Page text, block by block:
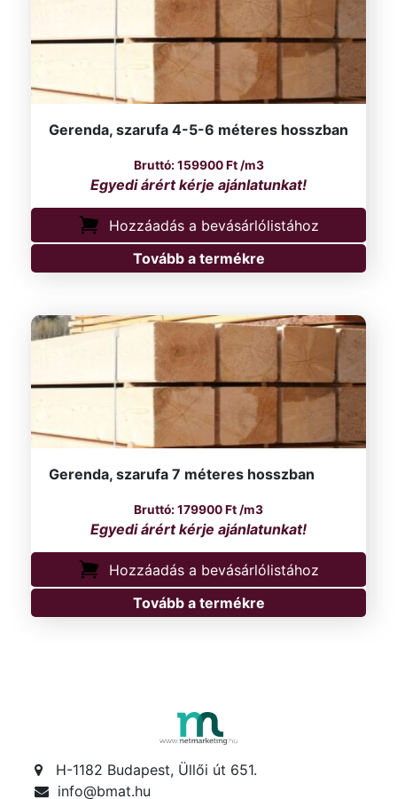
Gerenda, szarufa 4-5-6 méteres hosszban
159900Ft/m3
Hozzáadás a bevásárlólistához
Tovább a termékre
Gerenda, szarufa 7 méteres hosszban
179900Ft/m3
Hozzáadás a bevásárlólistához
Tovább a termékre
H-1182 Budapest, Üllői út 651.
info@bmat.hu